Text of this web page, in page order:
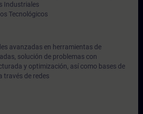
Industriales
Tecnológicos
avanzadas en herramientas de
solución de problemas con
y optimización, así como bases de
través de redes